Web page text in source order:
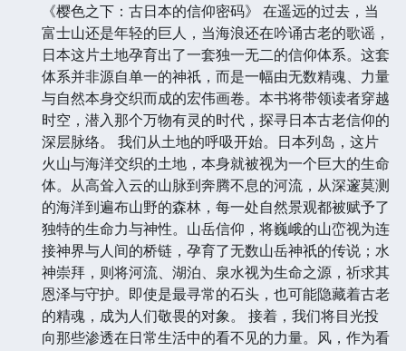
《樱色之下：古日本的信仰密码》 在遥远的过去，当
富士山还是年轻的巨人，当海浪还在吟诵古老的歌谣，
日本这片土地孕育出了一套独一无二的信仰体系。这套
体系并非源自单一的神祇，而是一幅由无数精魂、力量
与自然本身交织而成的宏伟画卷。本书将带领读者穿越
时空，潜入那个万物有灵的时代，探寻日本古老信仰的
深层脉络。 我们从土地的呼吸开始。日本列岛，这片
火山与海洋交织的土地，本身就被视为一个巨大的生命
体。从高耸入云的山脉到奔腾不息的河流，从深邃莫测
的海洋到遍布山野的森林，每一处自然景观都被赋予了
独特的生命力与神性。山岳信仰，将巍峨的山峦视为连
接神界与人间的桥链，孕育了无数山岳神祇的传说；水
神崇拜，则将河流、湖泊、泉水视为生命之源，祈求其
恩泽与守护。即使是最寻常的石头，也可能隐藏着古老
的精魂，成为人们敬畏的对象。 接着，我们将目光投
向那些渗透在日常生活中的看不见的力量。风，作为看